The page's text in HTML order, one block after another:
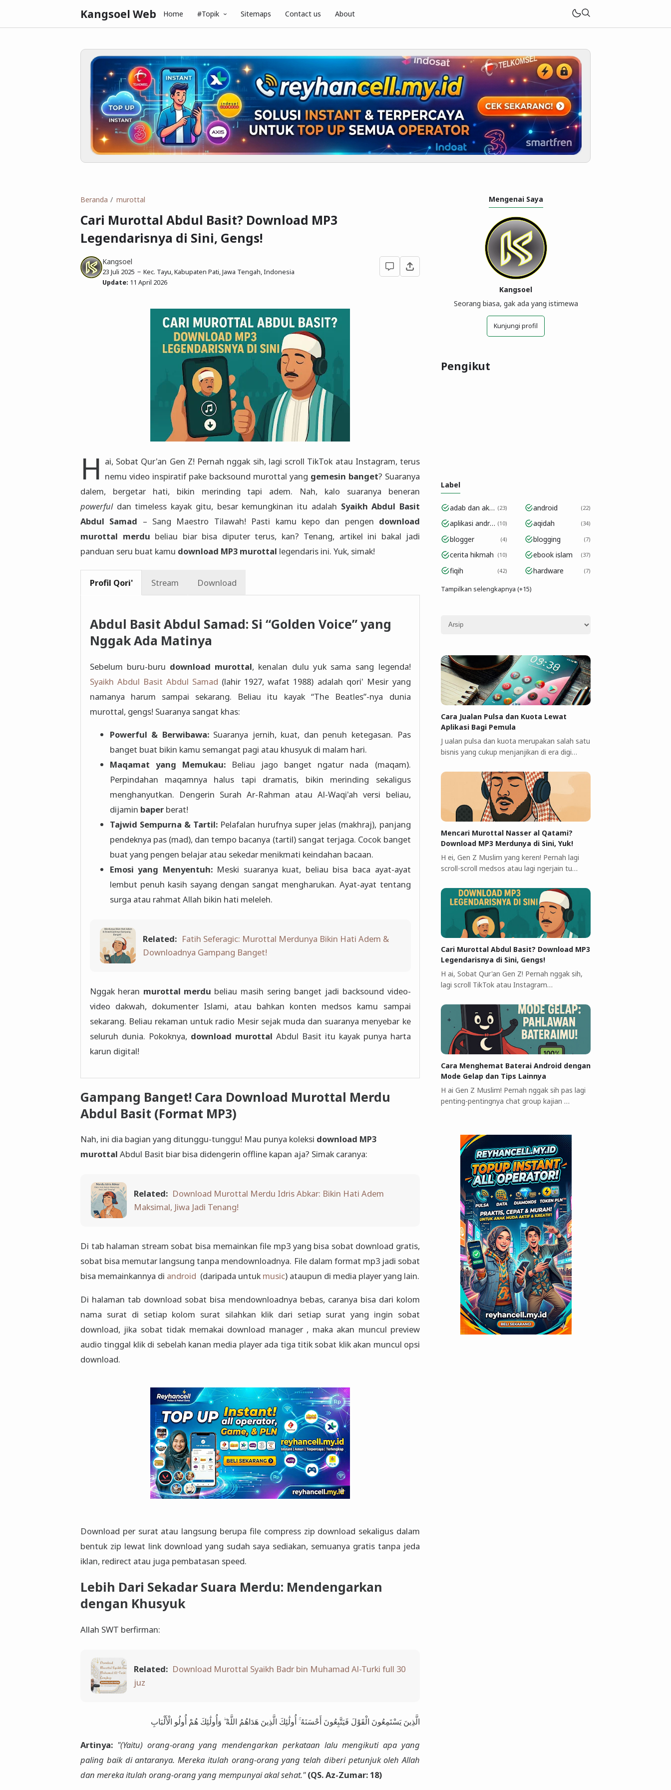
Kangsoel Web Home #Topik Sitemaps Contact us About
Beranda murottal
Cari Murottal Abdul Basit? Download MP3
Legendarisnya di Sini, Gengs!
Kangsoel
23 Juli 2025
Kec. Tayu, Kabupaten Pati, Jawa Tengah, Indonesia
Update: 11 April 2026
H ai, Sobat Qur'an Gen Z! Pernah nggak sih, lagi scroll TikTok atau Instagram, terus
nemu video inspiratif pake backsound murottal yang gemesin banget? Suaranya
dalem, bergetar hati, bikin merinding tapi adem. Nah, kalo suaranya beneran
powerfuldan timeless kayak gitu, besar kemungkinan itu adalah Syaikh Abdul Basit
Abdul Samad – Sang Maestro Tilawah! Pasti kamu kepo dan pengen download
murottal merdu beliau biar bisa diputer terus, kan? Tenang, artikel ini bakal jadi
panduan seru buat kamu download MP3 murottal legendaris ini. Yuk, simak!
Profil Qori' Stream Download
Abdul Basit Abdul Samad: Si “Golden Voice” yang
Nggak Ada Matinya
Sebelum buru-buru download murottal
, kenalan dulu yuk sama sang legenda!
Syaikh Abdul Basit Abdul Samad
namanya harum sampai sekarang. Beliau itu kayak “The Beatles”-nya dunia
murottal, gengs! Suaranya sangat khas:
Powerful & Berwibawa:Suaranya jernih, kuat, dan penuh ketegasan. Pas
banget buat bikin kamu semangat pagi atau khusyuk di malam hari.
Maqamat yang Memukau:Beliau jago banget ngatur nada (maqam).
Perpindahan maqamnya halus tapi dramatis, bikin merinding sekaligus
menghanyutkan. Dengerin Surah Ar-Rahman atau Al-Waqi'ah versi beliau,
dijamin baperberat!
Tajwid Sempurna & Tartil:Pelafalan hurufnya super jelas (makhraj), panjang
pendeknya pas (mad), dan tempo bacanya (tartil) sangat terjaga. Cocok banget
buat yang pengen belajar atau sekedar menikmati keindahan bacaan.
Emosi yang Menyentuh:Meski suaranya kuat, beliau bisa baca ayat-ayat
lembut penuh kasih sayang dengan sangat mengharukan. Ayat-ayat tentang
surga atau rahmat Allah bikin hati meleleh.
Related: Fatih Seferagic: Murottal Merdunya Bikin Hati Adem &
Downloadnya Gampang Banget!
Nggak heran murottal merdu beliau masih sering banget jadi backsound video-
video dakwah, dokumenter Islami, atau bahkan konten medsos kamu sampai
sekarang. Beliau rekaman untuk radio Mesir sejak muda dan suaranya menyebar ke
seluruh dunia. Pokoknya, download murottal Abdul Basit itu kayak punya harta
karun digital!
Gampang Banget! Cara Download Murottal Merdu
Abdul Basit (Format MP3)
Nah, ini dia bagian yang ditunggu-tunggu! Mau punya koleksi download MP3
murottal Abdul Basit biar bisa didengerin offline kapan aja? Simak caranya:
Related: Download Murottal Merdu Idris Abkar: Bikin Hati Adem
Maksimal, Jiwa Jadi Tenang!
Di tab halaman stream sobat bisa memainkan file mp3 yang bisa sobat download gratis,
sobat bisa memutar langsung tanpa mendownloadnya. File dalam format mp3 jadi sobat
bisa memainkannya di android (daripada untuk music) ataupun di media player yang lain.
Di halaman tab download sobat bisa mendownloadnya bebas, caranya bisa dari kolom
nama surat di setiap kolom surat silahkan klik dari setiap surat yang ingin sobat
download, jika sobat tidak memakai download manager , maka akan muncul preview
audio tinggal klik di sebelah kanan media player ada tiga titik sobat klik akan muncul opsi
download.
Download per surat atau langsung berupa file compress zip download sekaligus dalam
bentuk zip lewat link download yang sudah saya sediakan, semuanya gratis tanpa jeda
iklan, redirect atau juga pembatasan speed.
Lebih Dari Sekadar Suara Merdu: Mendengarkan
dengan Khusyuk
Allah SWT berfirman:
Related: Download Murottal Syaikh Badr bin Muhamad Al-Turki full 30
juz
الَّذِينَ يَسْتَمِعُونَ الْقَوْلَ فَيَتَّبِعُونَ أَحْسَنَهُ ۚ أُولَٰئِكَ الَّذِينَ هَدَاهُمُ اللَّهُ ۖ وَأُولَٰئِكَ هُمْ أُولُو الْأَلْبَابِ
Artinya: "(Yaitu) orang-orang yang mendengarkan perkataan lalu mengikuti apa yang
paling baik di antaranya. Mereka itulah orang-orang yang telah diberi petunjuk oleh Allah
dan mereka itulah orang-orang yang mempunyai akal sehat." (QS. Az-Zumar: 18)
Mengenai Saya
Kangsoel
Seorang biasa, gak ada yang istimewa
Kunjungi profil
Pengikut
Label
adab dan akhlak 23 android 22
aplikasi android 10 aqidah 34
blogger 4 blogging 7
cerita hikmah 10 ebook islam 37
fiqih 42 hardware 7
Tampilkan selengkapnya (+15)
Cara Jualan Pulsa dan Kuota Lewat
Aplikasi Bagi Pemula
J ualan pulsa dan kuota merupakan salah satu
bisnis yang cukup menjanjikan di era digi…
Mencari Murottal Nasser al Qatami?
Download MP3 Merdunya di Sini, Yuk!
H ei, Gen Z Muslim yang keren! Pernah lagi
scroll-scroll medsos atau lagi ngerjain tu…
Cari Murottal Abdul Basit? Download MP3
Legendarisnya di Sini, Gengs!
H ai, Sobat Qur'an Gen Z! Pernah nggak sih,
lagi scroll TikTok atau Instagram…
Cara Menghemat Baterai Android dengan
Mode Gelap dan Tips Lainnya
H ai Gen Z Muslim! Pernah nggak sih pas lagi
penting-pentingnya chat group kajian …